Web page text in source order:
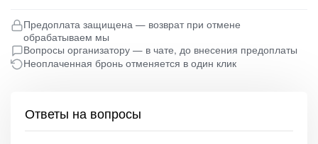
Предоплата защищена — возврат при отмене
обрабатываем мы
Вопросы организатору — в чате, до внесения предоплаты
Неоплаченная бронь отменяется в один клик
Ответы на вопросы